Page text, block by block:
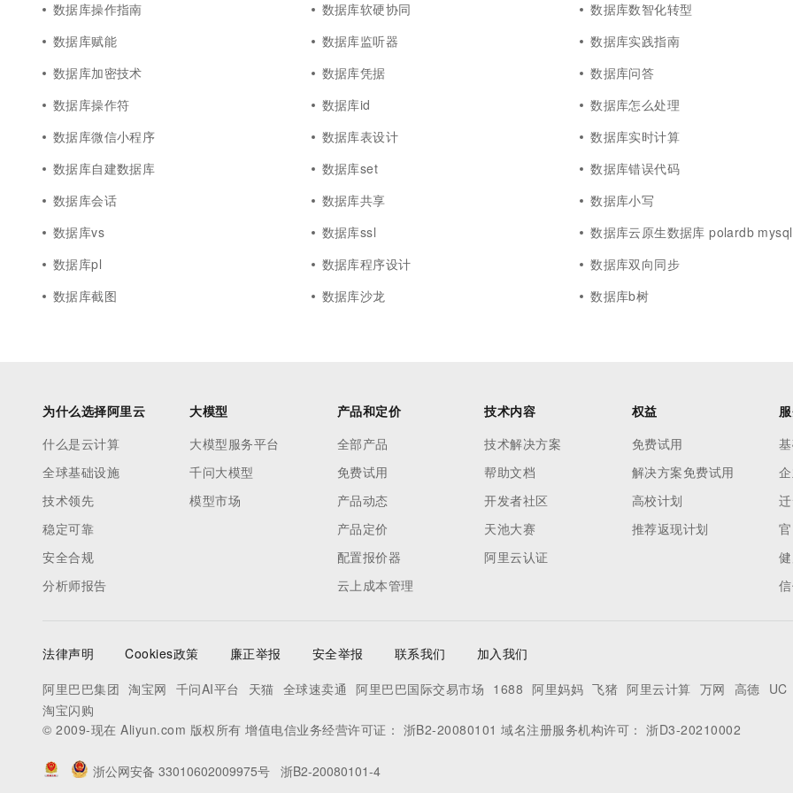
数据库操作指南 数据库软硬协同
数据库数智化转型
数据库赋能
数据库监听器
数据库实践指南
数据库加密技术
数据库凭据
数据库问答
数据库操作符
数据库id
数据库怎么处理
数据库微信小程序
数据库表设计
数据库实时计算
数据库自建数据库
数据库set
数据库错误代码
数据库会话
数据库共享
数据库小写
数据库vs
数据库ssl
数据库云原生数据库 polardb
数据库pl
数据库程序设计
数据库双向同步
数据库截图
数据库沙龙 数据库b树
为什么选择阿里云
什么是云计算
全球基础设施
技术领先
稳定可靠
安全合规
分析师报告
大模型
大模型服务平台
千问大模型
模型市场
产品和定价
全部产品
免费试用
产品动态
产品定价
配置报价器
云上成本管理
技术内容
技术解决方案
帮助文档
开发者社区
天池大赛
阿里云认证
权益
免费试用
解决方案免费试用
高校计划
推荐返现计划
法律声明 Cookies政策 廉正举报 安全举报 联系我们
加入我们
阿里巴巴集团 淘宝网 千问AI平台 天猫 全球速卖通 阿里巴巴国际交易市场 1688 阿里妈妈 飞猪 阿里云计算 万网 高德 UC
淘宝闪购
© 2009-现在 Aliyun.com 版权所有 增值电信业务经营许可证： 浙B2-20080101 域名注册服务机构许可： 浙D3-20210002
浙公网安备 33010602009975号 浙B2-20080101-4